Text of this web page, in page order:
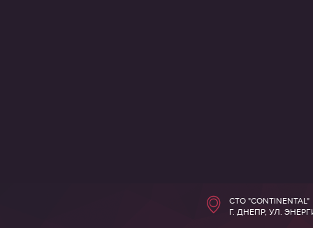
СТО "CONTINENTAL"
Г. ДНЕПР, УЛ.